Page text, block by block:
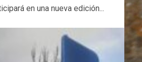
en una nueva edición...